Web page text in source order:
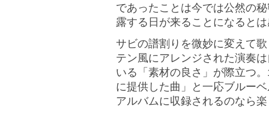
であったことは今では公然の
露する日が来ることになると
サビの譜割りを微妙に変えて
テン風にアレンジされた演奏
いる「素材の良さ」が際立つ
に提供した曲」と一応ブルー
アルバムに収録されるのなら